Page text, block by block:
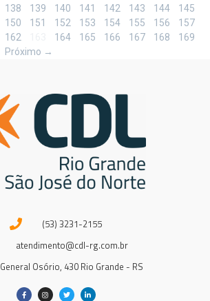
138 139 140 141 142 143 144
145
150 151 152 153 154 155 156
157
162 164 165 166 167 168
169
Próximo →
(53) 3231-2155
atendimento@cdl-rg.com.br
General Osório, 430 Rio Grande - RS